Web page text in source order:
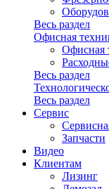
Весь раздел
Офисная
Офисная
Весь раздел
Весь раздел
Сервис
Запчасти
Видео
Клиентам
Лизинг